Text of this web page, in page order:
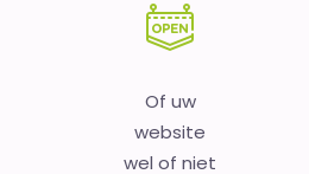
Of uw
website
wel of niet